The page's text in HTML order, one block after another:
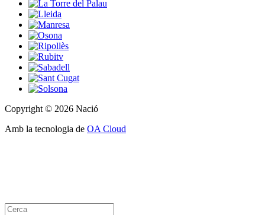
Copyright © 2026 Nació
Amb la tecnologia de OA Cloud